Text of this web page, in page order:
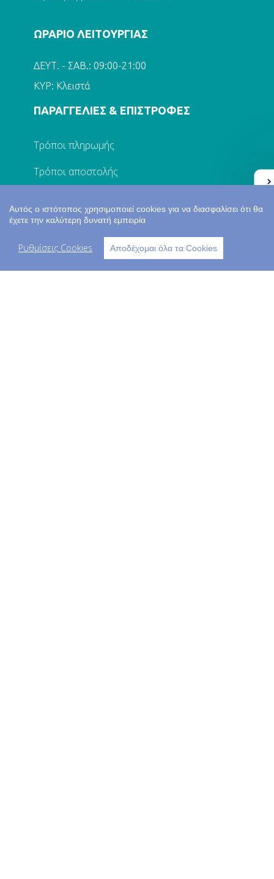
ΩΡΑΡΙΟ ΛΕΙΤΟΥΡΓΙΑΣ
ΔΕΥΤ. - ΣΑΒ.: 09:00-21:00
ΚΥΡ: Κλειστά
ΠΑΡΑΓΓΕΛΙΕΣ & ΕΠΙΣΤΡΟΦΕΣ
Τρόποι πληρωμής
Τρόποι αποστολής
Επικοινωνία
Ο ΛΟΓΑΡΙΑΣΜΟΣ ΜΟΥ
Αυτός ο ιστότοπος χρησιμοποιεί cookies για να διασφαλίσει ότι θα
έχετε την καλύτερη δυνατή εμπειρία
Ρυθμίσεις Cookies Αποδέχομαι όλα τα Cookies